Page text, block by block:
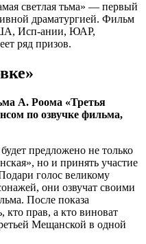
светлая тьма» — первый
драматургией. Фильм
Исп-ании, ЮАР,
ряд призов.
А. Роома «Третья
по озвучке фильма,
предложено не только
но и принять участие
голос великому
они озвучат своими
После показа
кто прав, а кто виноват
Мещанской в одной